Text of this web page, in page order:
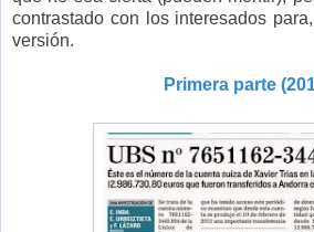
contrastado con los interesados
versión.
Primera parte